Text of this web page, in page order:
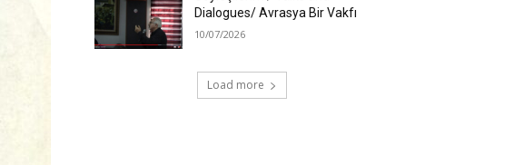
Dialogues/ Avrasya Bir Vakfı
10/07/2026
Load more